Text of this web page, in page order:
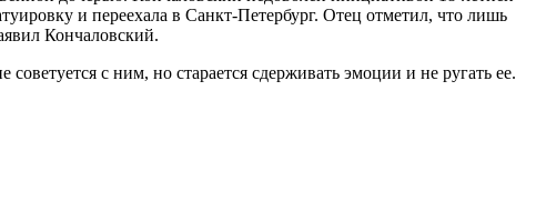
и переехала в Санкт-Петербург. Отец отметил, что лишь
Кончаловский.
с ним, но старается сдерживать эмоции и не ругать ее.